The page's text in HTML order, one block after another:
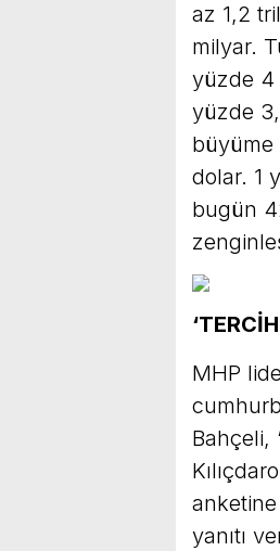
az 1,2
milyar.
yüzde 4
yüzde
büyüme
dolar. 1
bugün
MHP
Bahçeli,
anketine
yanıtı